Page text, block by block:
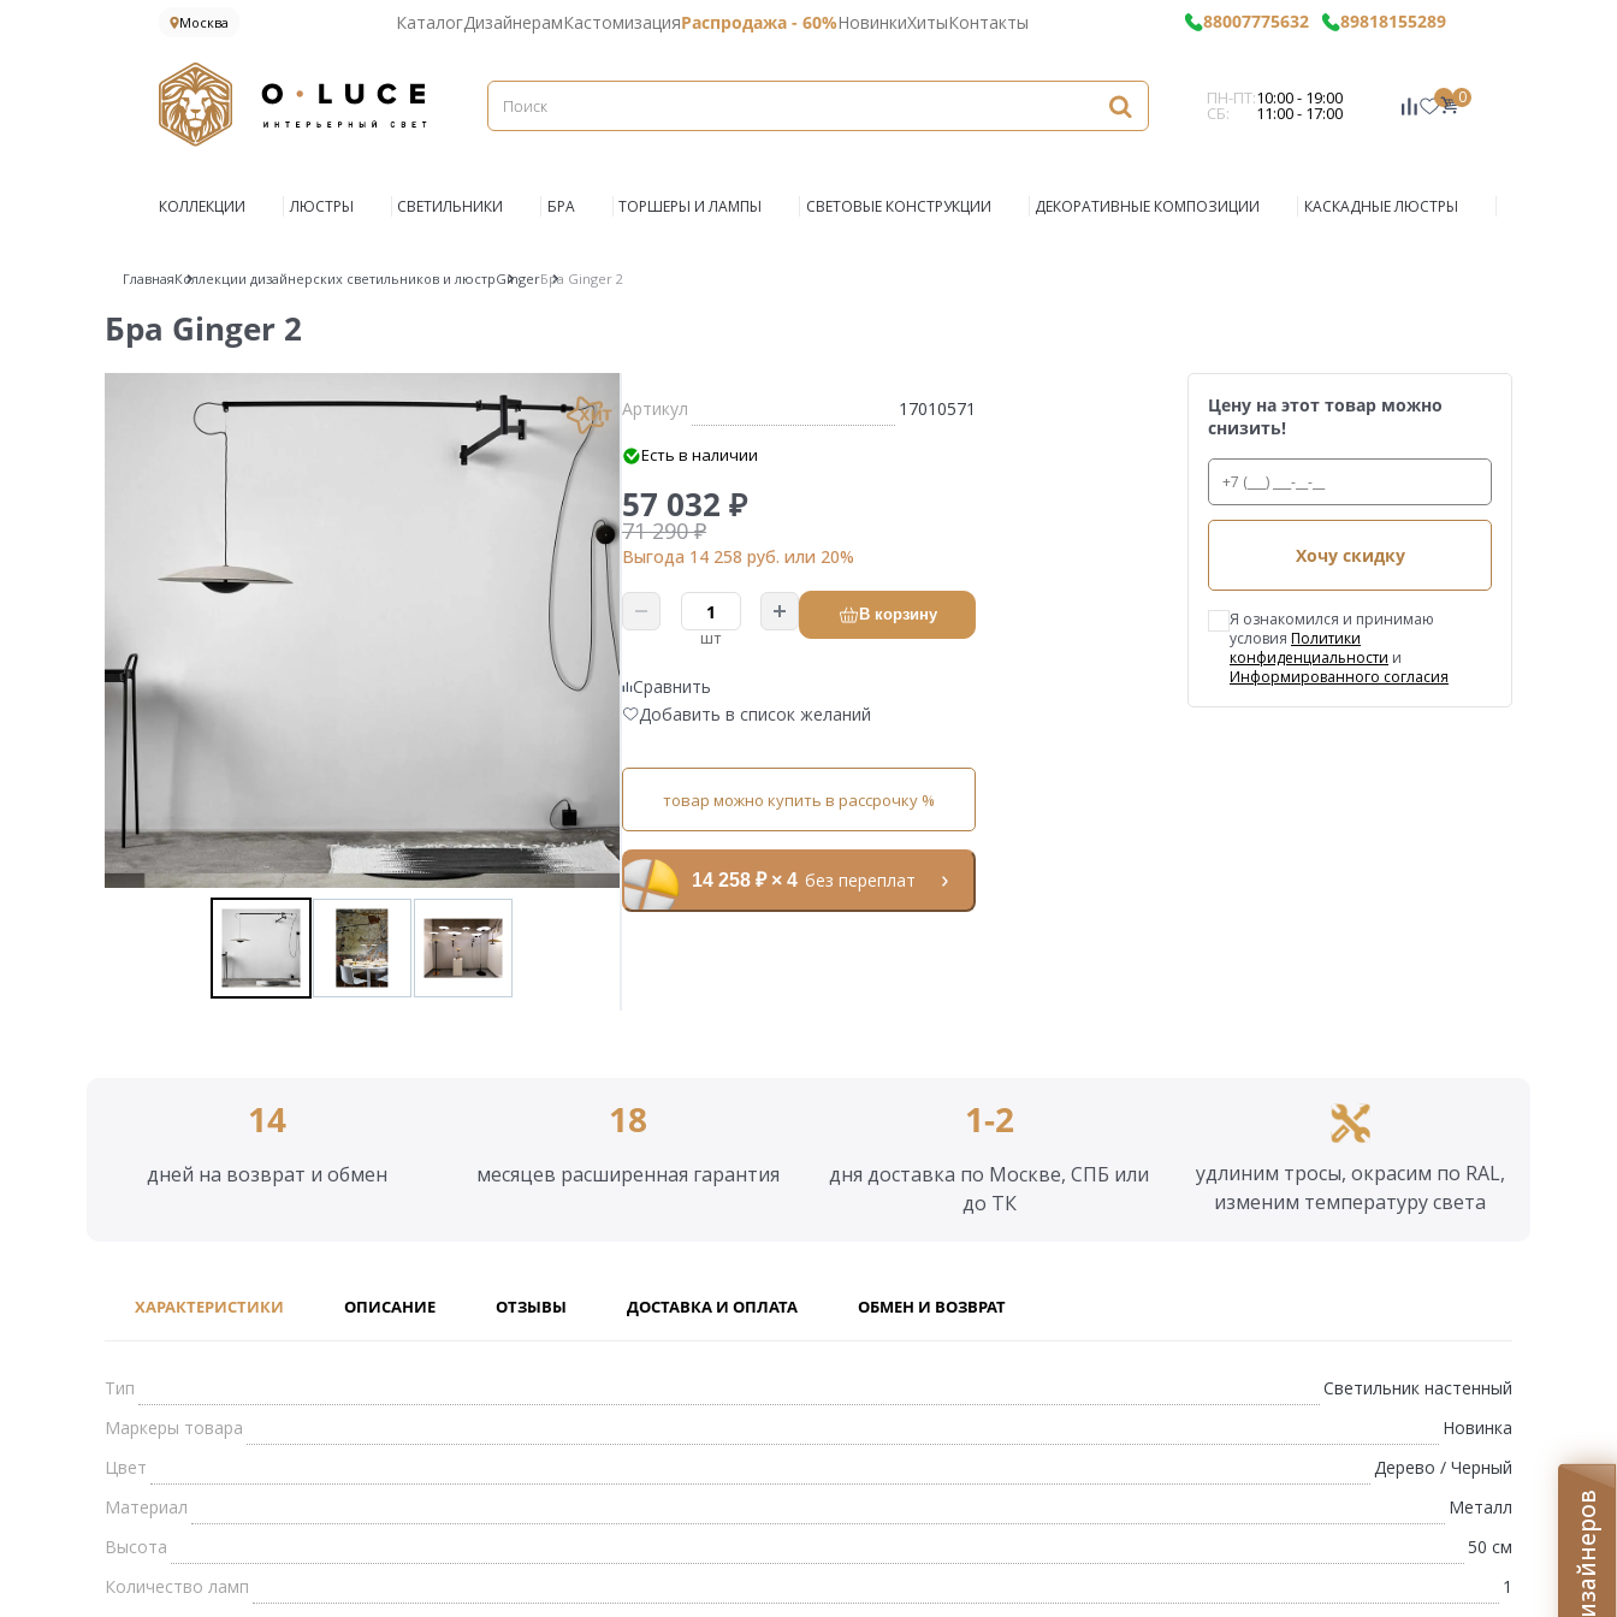
Москва КаталогДизайнерамКастомизацияРаспродажа - 60%НовинкиХитыКонтакты 88007775632 89818155289
ПН-ПТ:10:00 - 19:00
СБ: 11:00 - 17:00
0
КОЛЛЕКЦИИ ЛЮСТРЫ СВЕТИЛЬНИКИ БРА ТОРШЕРЫ И ЛАМПЫ СВЕТОВЫЕ КОНСТРУКЦИИ ДЕКОРАТИВНЫЕ КОМПОЗИЦИИ КАСКАДНЫЕ ЛЮСТРЫ
ГлавнаяКоллекции дизайнерских светильников и люстрGingerБра Ginger 2
Бра Ginger 2
Артикул 17010571
Есть в наличии
57 032 ₽
71 290 ₽
Выгода 14 258 руб. или 20%
шт
В корзину
Сравнить
Добавить в список желаний
товар можно купить в рассрочку %
14 258 ₽ × 4 без переплат
Цену на этот товар можно
снизить!
Хочу скидку
Я ознакомился и принимаю
условия Политики
конфиденциальности и
Информированного согласия
14
дней на возврат и обмен
18
месяцев расширенная гарантия
1-2
дня доставка по Москве, СПБ или
до ТК
удлиним тросы, окрасим по RAL,
изменим температуру света
ХАРАКТЕРИСТИКИ ОПИСАНИЕ ОТЗЫВЫ ДОСТАВКА И ОПЛАТА ОБМЕН И ВОЗВРАТ
Тип
Светильник настенный
Маркеры товара
Новинка
Цвет
Дерево / Черный
Материал
Металл
Высота
50 см
Количество ламп
1